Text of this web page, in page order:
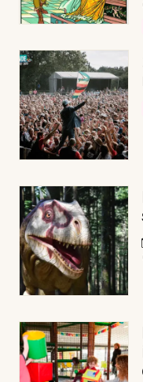
Newsletter des
Artistes en
Actus à Morteau
Magazine à
Choisir mes
Mon email